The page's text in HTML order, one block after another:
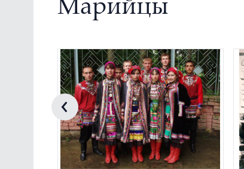
Марийцы